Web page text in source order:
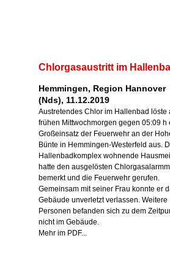
Chlorgasaustritt im
Hemmingen, Region Hannover
(Nds), 11.12.2019
Austretendes Chlor im Hallenbad löste
frühen Mittwochmorgen gegen 05:09 h
Großeinsatz der Feuerwehr an der
Bünte in Hemmingen-Westerfeld aus.
Hallenbadkomplex wohnende
hatte den ausgelösten
bemerkt und die Feuerwehr gerufen.
Gemeinsam mit seiner Frau konnte er
Gebäude unverletzt verlassen. Weitere
Personen befanden sich zu dem
nicht im Gebäude.
Mehr im PDF...